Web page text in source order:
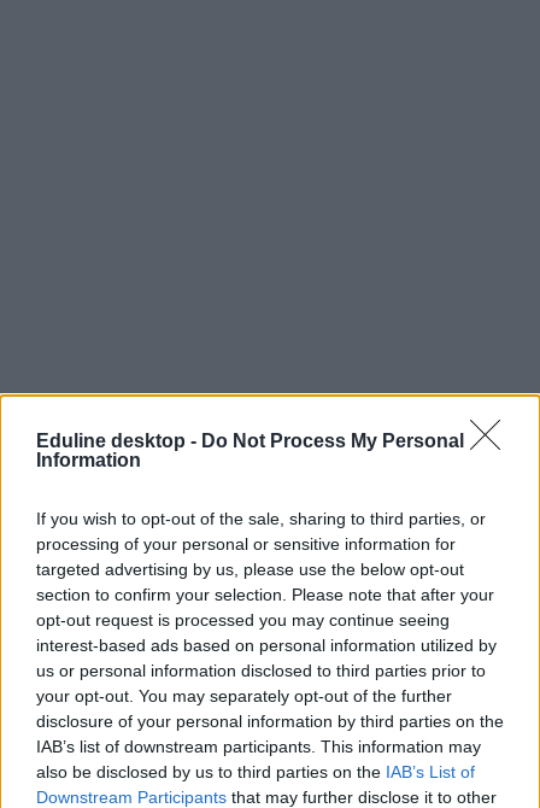
Eduline desktop - Do Not Process My Personal
Information
If you wish to opt-out of the sale, sharing to third parties, or
processing of your personal or sensitive information for
targeted advertising by us, please use the below opt-out
section to confirm your selection. Please note that after your
opt-out request is processed you may continue seeing
interest-based ads based on personal information utilized by
us or personal information disclosed to third parties prior to
your opt-out. You may separately opt-out of the further
disclosure of your personal information by third parties on the
IAB’s list of downstream participants. This information may
also be disclosed by us to third parties on the IAB’s List of
Downstream Participants that may further disclose it to other
Középszinten rontottak, emelten javítottak történelemből
Aggodalomra adhat okot, hogy az idei középszintű történelem
érettségi vizsga 57,39 százalékos átlageredménye tulajdonképpen
megfelel a 2020-as 57,28 százalékos eredménynek, bár közel sem
olyan rossz, mint a 2021-es 52,20 százalékos mélypont.
Ugyanakkor a 2022-es és 2023-as évhez képest ez az 57,39
százalék visszacsúszást jelent, ráadásul nem is keveset. 2023-ban
átlagosan 62,60 százalékot értek el a diákok középszinten
történelemből, így az idei eredmények ettől több mint 5 százalékkal
maradnak el. Ezért pedig még új feladattípusok sem okolhatók,